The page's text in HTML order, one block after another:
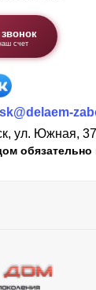
звонок
счет
ул. Южная,
обязательно